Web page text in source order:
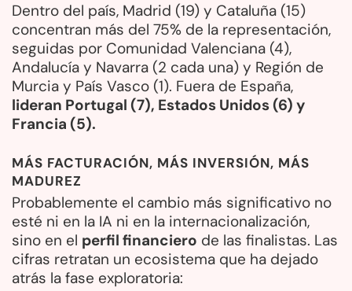
Dentro del país, Madrid (19) y Cataluña (15)
concentran más del 75% de la representación,
seguidas por Comunidad Valenciana (4),
Andalucía y Navarra (2 cada una) y Región de
Murcia y País Vasco (1). Fuera de España,
lideran Portugal (7), Estados Unidos (6) y
Francia (5).
MÁS FACTURACIÓN, MÁS INVERSIÓN, MÁS
MADUREZ
Probablemente el cambio más significativo no
esté ni en la IA ni en la internacionalización,
sino en el perfil financiero de las finalistas. Las
cifras retratan un ecosistema que ha dejado
atrás la fase exploratoria: